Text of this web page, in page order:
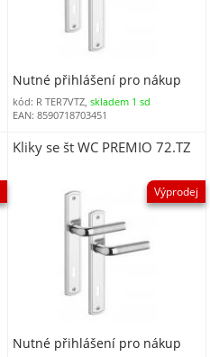
Nutné přihlášení pro nákup
kód: R TER7VTZ,skladem 1 sd
EAN: 8590718703451
Kliky se št WC PREMIO 72.TZ
Výprodej
Nutné přihlášení pro nákup